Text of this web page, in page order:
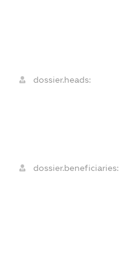
dossier.heads:
dossier.beneficiaries: